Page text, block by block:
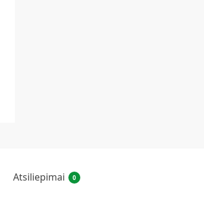
Atsiliepimai 0